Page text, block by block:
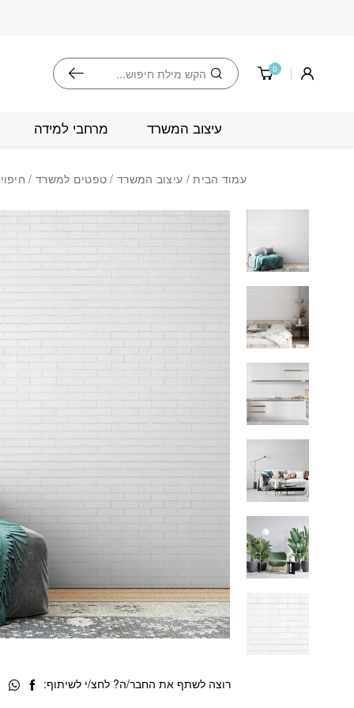
0 חיפוש
עיצוב המשרד מרחבי למידה
עמוד הבית/ עיצוב המשרד/ טפטים למשרד /
רוצה לשתף את החבר/ה? לחצ/י לשיתוף: